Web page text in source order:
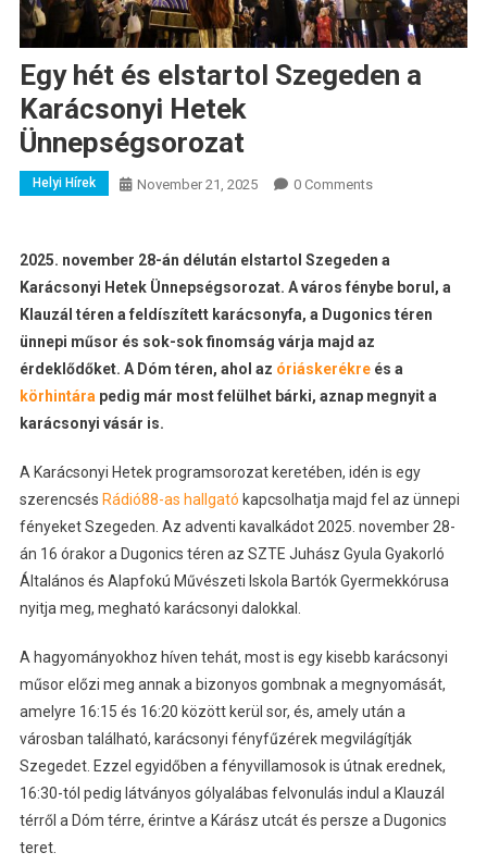
Egy hét és elstartol Szegeden a
Karácsonyi Hetek
Ünnepségsorozat
Helyi Hírek November 21, 2025 0 Comments
2025. november 28-án délután elstartol Szegeden a
Karácsonyi Hetek Ünnepségsorozat. A város fénybe borul, a
Klauzál téren a feldíszített karácsonyfa, a Dugonics téren
ünnepi műsor és sok-sok finomság várja majd az
érdeklődőket. A Dóm téren, ahol az óriáskerékreés a
körhintára pedig már most felülhet bárki, aznap megnyit a
karácsonyi vásár is.
A Karácsonyi Hetek programsorozat keretében, idén is egy
szerencsés Rádió88-as hallgató kapcsolhatja majd fel az ünnepi
fényeket Szegeden. Az adventi kavalkádot 2025. november 28-
án 16 órakor a Dugonics téren az SZTE Juhász Gyula Gyakorló
Általános és Alapfokú Művészeti Iskola Bartók Gyermekkórusa
nyitja meg, megható karácsonyi dalokkal.
A hagyományokhoz híven tehát, most is egy kisebb karácsonyi
műsor előzi meg annak a bizonyos gombnak a megnyomását,
amelyre 16:15 és 16:20 között kerül sor, és, amely után a
városban található, karácsonyi fényfűzérek megvilágítják
Szegedet. Ezzel egyidőben a fényvillamosok is útnak erednek,
16:30-tól pedig látványos gólyalábas felvonulás indul a Klauzál
térről a Dóm térre, érintve a Kárász utcát és persze a Dugonics
teret.